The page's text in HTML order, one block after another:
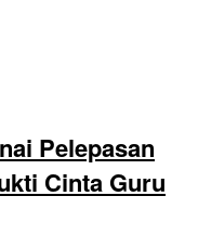
Pelepasan
Cinta Guru